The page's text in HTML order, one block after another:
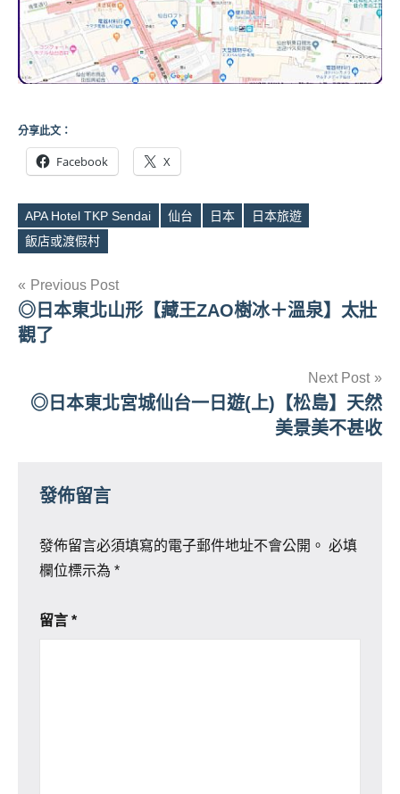
分享此文：
Facebook X
Tags
APA Hotel TKP Sendai 仙台 日本
日本旅遊
飯店或渡假村
文
章
覽
Previous Post
◎日本東北山形【藏王ZAO樹冰＋溫泉】太壯
觀了
Next Post
◎日本東北宮城仙台一日遊(上)【松島】天然
美景美不甚收
發佈留言
發佈留言必須填寫的電子郵件地址不會公開。 必填
欄位標示為 *
留言 *